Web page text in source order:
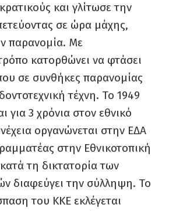
και γλίτωσε την
σε ώρα μάχης,
παρανομία. Με
κατορθώνει να φτάσει
σε συνθήκες παρανομίας
τέχνη. Το 1949
για 3 χρόνια στον εθνικό
οργανώνεται στην ΕΔΑ
στην Εθνικοτοπική
τη δικτατορία των
διαφεύγει την σύλληψη. Το
του ΚΚΕ εκλέγεται